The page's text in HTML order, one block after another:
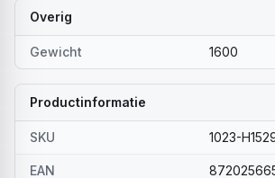
Overig
Gewicht 1600
Productinformatie
SKU 1023-
EAN